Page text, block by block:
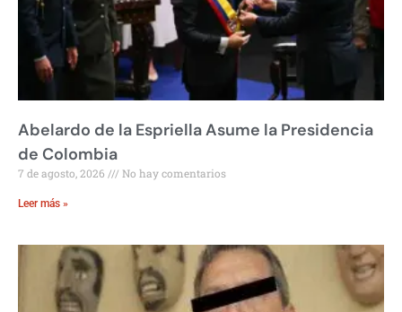
Abelardo de la Espriella Asume la Presidencia
de Colombia
7 de agosto, 2026 No hay comentarios
Leer más »